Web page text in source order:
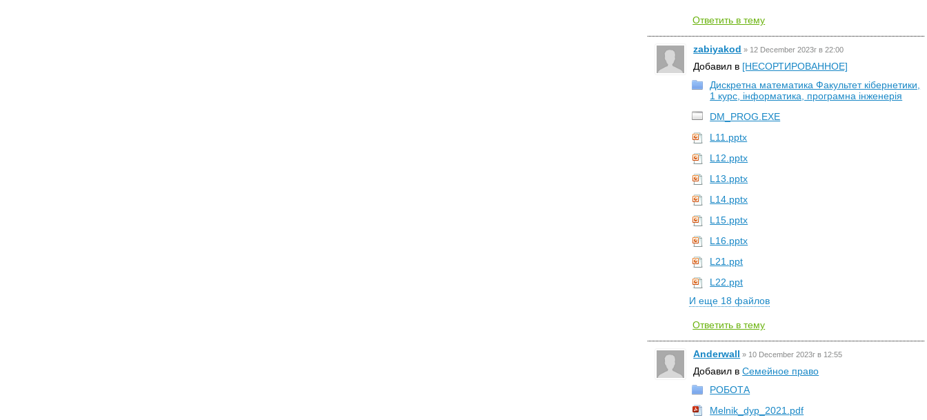
Ответить в тему
zabiyakod » 12 December 2023г в 22:00
Добавил в [НЕСОРТИРОВАННОЕ]
Дискретна математика Факультет кібернетики,
1 курс, інформатика, програмна інженерія
DM_PROG.EXE
L11.pptx
L12.pptx
L13.pptx
L14.pptx
L15.pptx
L16.pptx
L21.ppt
L22.ppt
И еще 18 файлов
Ответить в тему
Anderwall » 10 December 2023г в 12:55
Добавил вСемейное право
РОБОТА
Melnik_dyp_2021.pdf